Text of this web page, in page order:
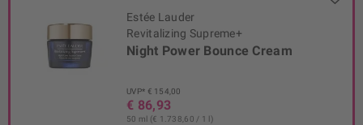
Estée Lauder
Revitalizing Supreme+
Night Power Bounce Cream
UVP* € 154,00
€ 86,93
50 ml (€ 1.738,60 / 1 l)